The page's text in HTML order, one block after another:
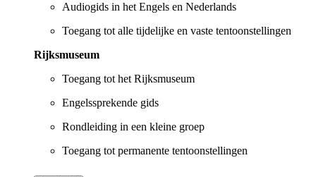
Audiogids in het Engels en Nederlands
Toegang tot alle tijdelijke en vaste tentoonstellingen
Rijksmuseum
Toegang tot het Rijksmuseum
Engelssprekende gids
Rondleiding in een kleine groep
Toegang tot permanente tentoonstellingen